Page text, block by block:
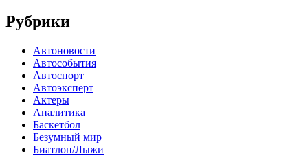
Рубрики
Автоновости
Автособытия
Автоспорт
Автоэксперт
Актеры
Аналитика
Баскетбол
Безумный мир
Биатлон/Лыжи